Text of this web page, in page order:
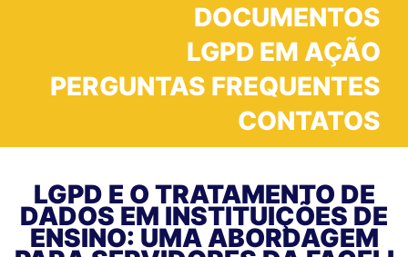
DOCUMENTOS
LGPD EM AÇÃO
PERGUNTAS FREQUENTES
CONTATOS
LGPD E O TRATAMENTO DE
DADOS EM INSTITUIÇÕES DE
ENSINO: UMA ABORDAGEM